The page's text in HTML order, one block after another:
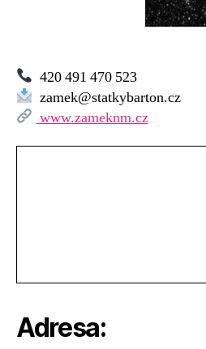
420 491 470 523
zamek@statkybarton.cz
www.zameknm.cz
Adresa: